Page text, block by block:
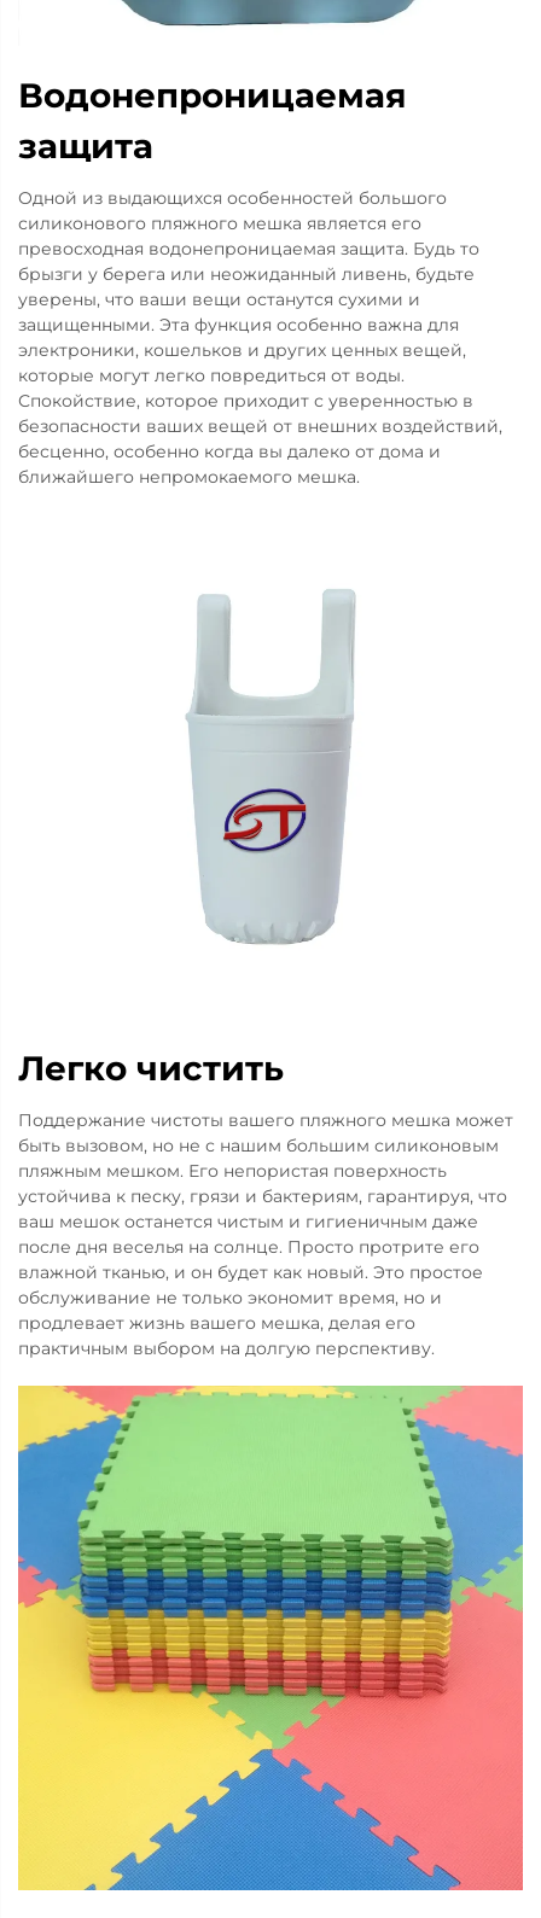
Водонепроницаемая
защита
Одной из выдающихся особенностей большого
силиконового пляжного мешка является его
превосходная водонепроницаемая защита. Будь то
брызги у берега или неожиданный ливень, будьте
уверены, что ваши вещи останутся сухими и
защищенными. Эта функция особенно важна для
электроники, кошельков и других ценных вещей,
которые могут легко повредиться от воды.
Спокойствие, которое приходит с уверенностью в
безопасности ваших вещей от внешних воздействий,
бесценно, особенно когда вы далеко от дома и
ближайшего непромокаемого мешка.
Легко чистить
Поддержание чистоты вашего пляжного мешка может
быть вызовом, но не с нашим большим силиконовым
пляжным мешком. Его непористая поверхность
устойчива к песку, грязи и бактериям, гарантируя, что
ваш мешок останется чистым и гигиеничным даже
после дня веселья на солнце. Просто протрите его
влажной тканью, и он будет как новый. Это простое
обслуживание не только экономит время, но и
продлевает жизнь вашего мешка, делая его
практичным выбором на долгую перспективу.